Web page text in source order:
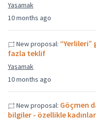
10 months ago
Yaşamak
10 months ago
New proposal:
fazla teklif
Yaşamak
New proposal: Göçmen
bilgiler - özellikle